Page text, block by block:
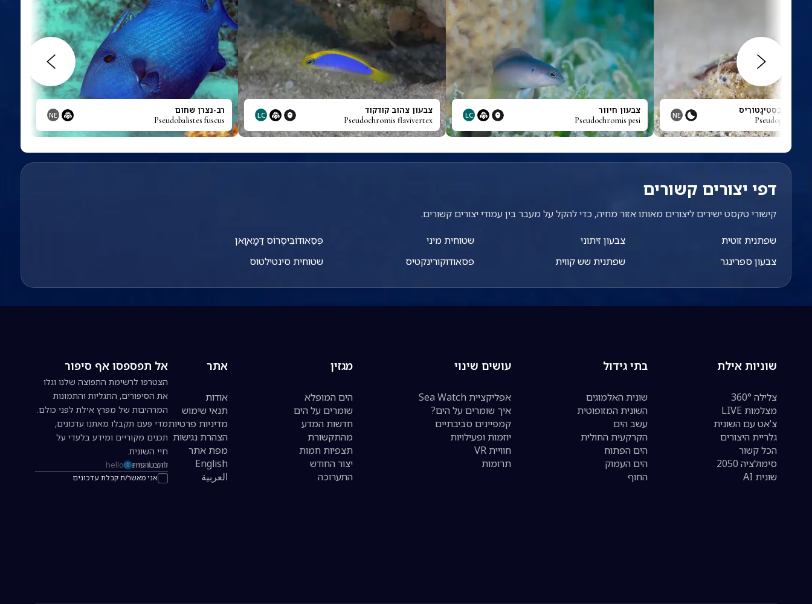
אִינְבֶסְטִיגָטוֹרִיס
Pseudopalicus
NE צבעון חיוור
Pseudochromis pesi
LC צבעון צהוב קודקוד
Pseudochromis flavivertex
LC רב-נצרן שחום
Pseudobalistes fuscus
NE
דפי יצורים קשורים
קישורי טקסט ישירים ליצורים מאותו אזור מחיה, כדי להקל על מעבר בין עמודי יצורים קשורים.
שפתנית זוטית
צבעון ספרינגר
צבעון זיתוני
שפתנית שש קווית
שטוחית מיני
פסאודוקורינקטיס
פְּסֵאוּדוֹבִּיסֶרוֹס דַּמָאוָאן
שטוחית סינטילטוס
שוניות אילת
צלילה 360°
מצלמות LIVE
צ'אט עם השונית
גלריית היצורים
הכל קשור
סימולציה 2050
שונית AI
בתי גידול
שונית האלמוגים
השונית המזופוטית
עשב הים
הקרקעית החולית
הים הפתוח
הים העמוק
החוף
עושים שינוי
אפליקציית Sea Watch
איך שומרים על הים?
קמפיינים סביבתיים
יוזמות ופעילויות
חוויית VR
תרומות
מגזין
הים המופלא
שומרים על הים
חדשות המדע
מהתקשורת
תצפיות חמות
יצור החודש
התערוכה
אתר
אודות
תנאי שימוש
מדיניות פרטיות
הצהרת נגישות
מפת אתר
English
العربية
אל תפספסו אף סיפור
הצטרפו לרשימת התפוצה שלנו וגלו
את הסיפורים, התגליות והתמונות
המרהיבות של מפרץ אילת לפני כולם.
מדי פעם תקבלו מאתנו עדכונים,
תכנים מקוריים ומידע בלעדי על
חיי השונית.
כתובת אימייל להרשמה לניוזלטר
אני מאשר/ת קבלת עדכונים
להצטרפות